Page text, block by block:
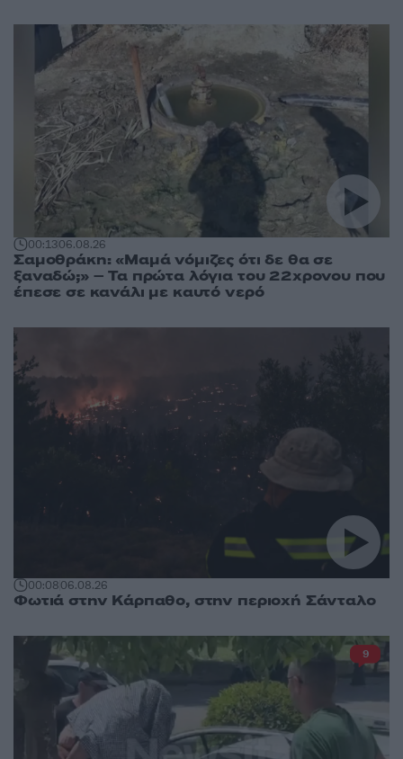
00:1306.08.26
Σαμοθράκη: «Μαμά νόμιζες ότι δε θα σε
ξαναδώ;» – Τα πρώτα λόγια του 22χρονου που
έπεσε σε κανάλι με καυτό νερό
00:0806.08.26
Φωτιά στην Κάρπαθο, στην περιοχή Σάνταλο
9